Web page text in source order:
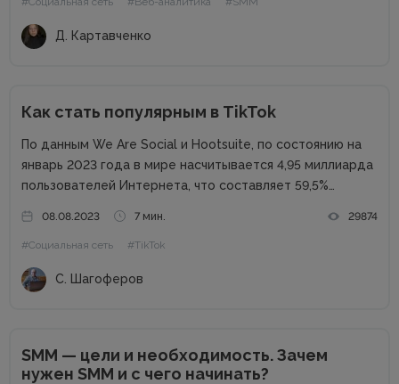
KPI (Key Performance Indicators) – это...
Д. Картавченко
Как стать популярным в TikTok
По данным We Are Social и Hootsuite, по состоянию на
январь 2023 года в мире насчитывается 4,95 миллиарда
пользователей Интернета, что составляет 59,5%
используют социальные сети, что составляет 58,4%
населения мира. Самые популярные...
08.08.2023 7 мин. 29874
#Социальная сеть #TikTok
С. Шагоферов
SMM — цели и необходимость. Зачем
нужен SMM и с чего начинать?